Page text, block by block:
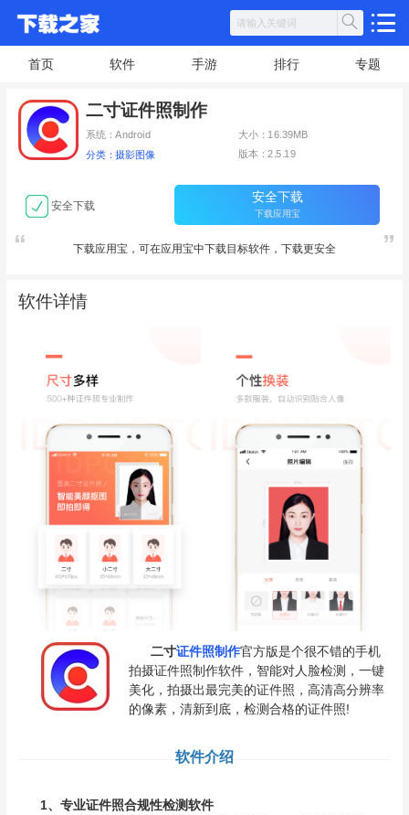
首页 软件 手游 排行 专题
二寸证件照制作
系统：Android 大小：16.39MB
分类：摄影图像 版本：2.5.19
安全下载
安全下载
下载应用宝
下载应用宝，可在应用宝中下载目标软件，下载更安全
软件详情
二寸证件照制作官方版是个很不错的手机
拍摄证件照制作软件，智能对人脸检测，一键
美化，拍摄出最完美的证件照，高清高分辨率
的像素，清新到底，检测合格的证件照!
软件介绍
1、专业证件照合规性检测软件